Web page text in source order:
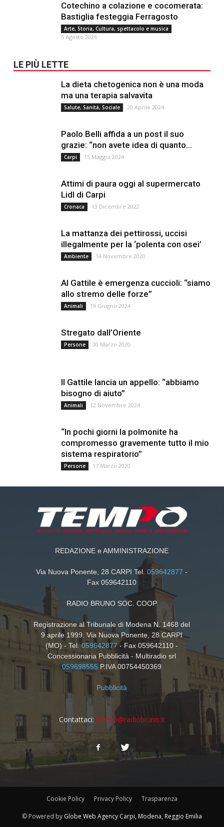
Cotechino a colazione e cocomerata:
Bastiglia festeggia Ferragosto
Arte, Storia, Cultura, spettacolo e musica
5 Agosto 2026
LE PIÙ LETTE
La dieta chetogenica non è una moda
ma una terapia salvavita
Salute, Sanità, Sociale 20 Aprile 2024
Paolo Belli affida a un post il suo
grazie: “non avete idea di quanto...
Carpi 15 Maggio 2024
Attimi di paura oggi al supermercato
Lidl di Carpi
Cronaca 13 Dicembre 2022
La mattanza dei pettirossi, uccisi
illegalmente per la ‘polenta con osei’
Ambiente 14 Novembre 2020
Al Gattile è emergenza cuccioli: “siamo
allo stremo delle forze”
Animali 19 Giugno 2024
Stregato dall’Oriente
Persone 30 Marzo 2020
Il Gattile lancia un appello: “abbiamo
bisogno di aiuto”
Animali 12 Novembre 2024
“In pochi giorni la polmonite ha
compromesso gravemente tutto il mio
sistema respiratorio”
Persone 17 Marzo 2020
REDAZIONE e AMMINISTRAZIONE
Via Nuova Ponente, 28 CARPI Tel.059642877 -
Fax 059642110
RADIO BRUNO SOC. COOP
Registrazione al Tribunale di Modena N. 1468 del
9 aprile 1999. Via Nuova Ponente, 28 CARPI
(MO) - Tel.059642877- Fax 059642110 -
Concessionaria Pubblicità - Multiradio srl
059698555 P.IVA 00754450369
Pubblicità
Contattaci: tempo@radiobruno.it
Cookie Policy Privacy Policy Trasparenza
© Powered by Globe Web Agency Carpi, Modena, Reggio Emilia